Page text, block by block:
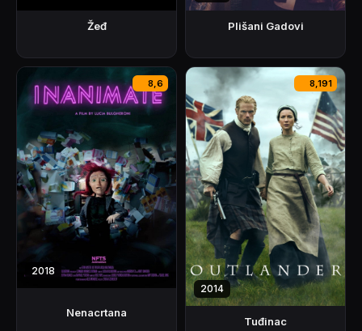
Žeđ Plišani Gadovi
8,6
2018
Nenacrtana
8,191
2014
Tuđinac